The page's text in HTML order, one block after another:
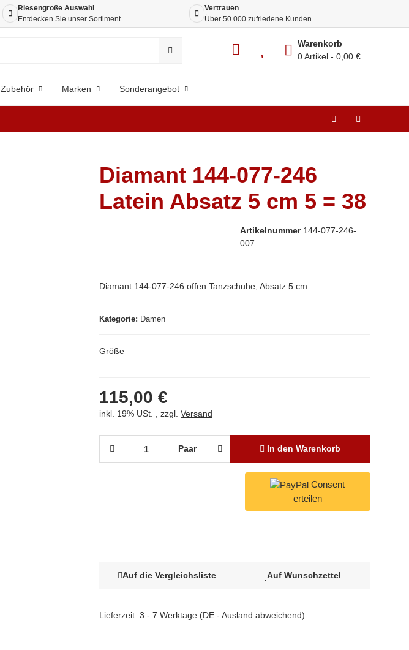
Riesengroße Auswahl
Entdecken Sie unser Sortiment
Vertrauen
Über 50.000 zufriedene Kunden
Zubehör Marken Sonderangebot
Warenkorb
0 Artikel
0,00 €
Diamant 144-077-246
Latein Absatz 5 cm 5 = 38
Artikelnummer 144-077-246-
007
Kategorie Damen
Diamant 144-077-246 offen Tanzschuhe, Absatz 5 cm
Größe
115,00 €
inkl. 19% USt. , zzgl. Versand
Auf die Vergleichsliste Auf Wunschzettel
Paar In den Warenkorb
Consent
erteilen
Lieferzeit: 3 - 7 Werktage (DE - Ausland abweichend)